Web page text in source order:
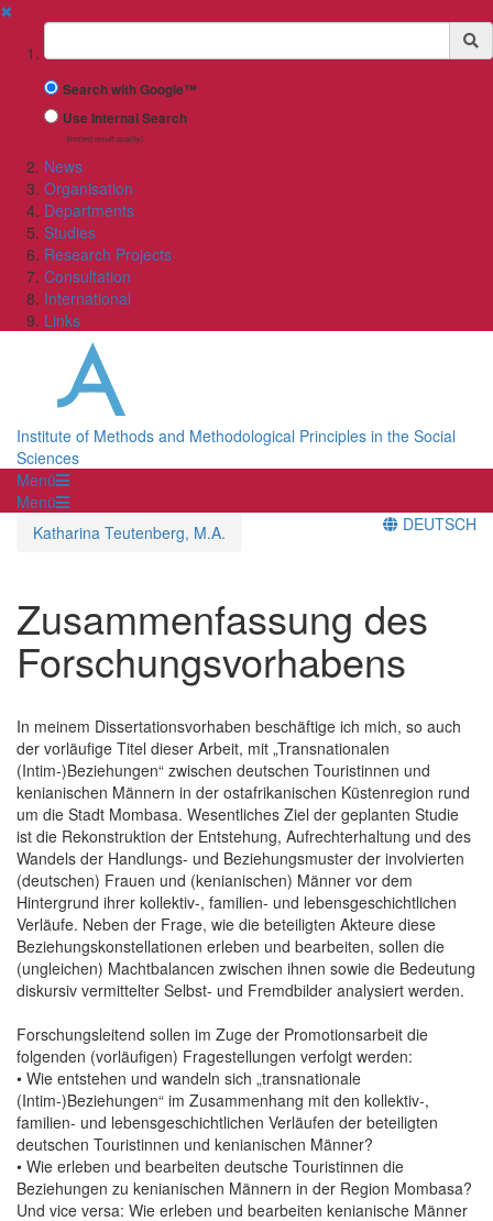
✖
Suchbegriff
Search with Google™
Use Internal Search
(limited result quality)
News
Organisation
Departments
Studies
Research Projects
Consultation
International
Links
Institute of Methods and Methodological Principles in the Social
Sciences
Menü
Menü
Katharina Teutenberg, M.A.
DEUTSCH
Zusammenfassung des
Forschungsvorhabens
In meinem Dissertationsvorhaben beschäftige ich mich, so auch
der vorläufige Titel dieser Arbeit, mit „Transnationalen
(Intim-)Beziehungen“ zwischen deutschen Touristinnen und
kenianischen Männern in der ostafrikanischen Küstenregion rund
um die Stadt Mombasa. Wesentliches Ziel der geplanten Studie
ist die Rekonstruktion der Entstehung, Aufrechterhaltung und des
Wandels der Handlungs- und Beziehungsmuster der involvierten
(deutschen) Frauen und (kenianischen) Männer vor dem
Hintergrund ihrer kollektiv-, familien- und lebensgeschichtlichen
Verläufe. Neben der Frage, wie die beteiligten Akteure diese
Beziehungskonstellationen erleben und bearbeiten, sollen die
(ungleichen) Machtbalancen zwischen ihnen sowie die Bedeutung
diskursiv vermittelter Selbst- und Fremdbilder analysiert werden.
Forschungsleitend sollen im Zuge der Promotionsarbeit die
folgenden (vorläufigen) Fragestellungen verfolgt werden:
• Wie entstehen und wandeln sich „transnationale
(Intim-)Beziehungen“ im Zusammenhang mit den kollektiv-,
familien- und lebensgeschichtlichen Verläufen der beteiligten
deutschen Touristinnen und kenianischen Männer?
• Wie erleben und bearbeiten deutsche Touristinnen die
Beziehungen zu kenianischen Männern in der Region Mombasa?
Und vice versa: Wie erleben und bearbeiten kenianische Männer